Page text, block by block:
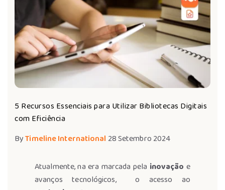
5 Recursos Essenciais para Utilizar Bibliotecas Digitais
com Eficiência
ByTimeline International 28 Setembro 2024
Atualmente, na era marcada pela inovação e
avanços tecnológicos, o acesso ao